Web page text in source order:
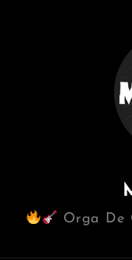
Orga De